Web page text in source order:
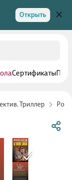
Открыть
Сертификаты
Триллер